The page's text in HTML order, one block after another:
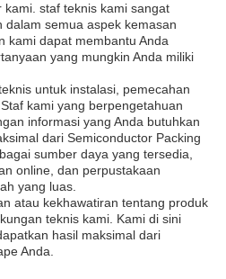
staf teknis kami sangat
semua aspek kemasan
kami dapat membantu Anda
yang mungkin Anda miliki
untuk instalasi, pemecahan
kami yang berpengetahuan
informasi yang Anda butuhkan
dari Semiconductor Packing
sumber daya yang tersedia,
online, dan perpustakaan
yang luas.
atau kekhawatiran tentang produk
teknis kami. Kami di sini
hasil maksimal dari
Anda.